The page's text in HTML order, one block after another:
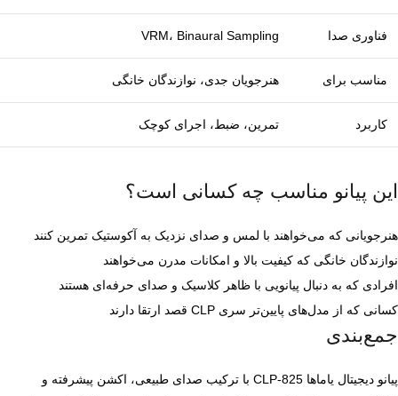
فناوری صدا VRM، Binaural Sampling
مناسب برای هنرجویان جدی، نوازندگان خانگی
کاربرد تمرین، ضبط، اجرای کوچک
این پیانو مناسب چه کسانی است؟
هنرجویانی که می‌خواهند با لمس و صدای نزدیک به آکوستیک تمرین کنند
نوازندگان خانگی که کیفیت بالا و امکانات مدرن می‌خواهند
افرادی که به دنبال پیانویی با ظاهر کلاسیک و صدای حرفه‌ای هستند
کسانی که از مدل‌های پایین‌تر سری CLP قصد ارتقا دارند
جمع‌بندی
پیانو دیجیتال یاماها CLP‑825 با ترکیب صدای طبیعی، اکشن پیشرفته و